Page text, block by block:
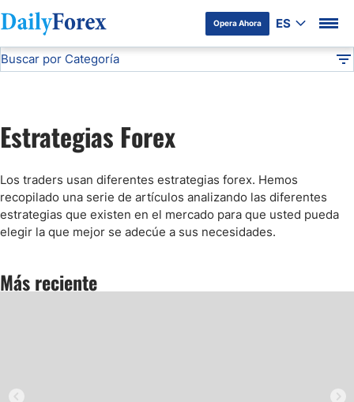
Opera Ahora ES
Divulgación del Anunciante
Buscar por Categoría
Forex Brokers
Guias Forex
Estrategias Forex
Indicadores Forex
Estrategias Forex
Los traders usan diferentes estrategias forex. Hemos
recopilado una serie de artículos analizando las diferentes
estrategias que existen en el mercado para que usted pueda
elegir la que mejor se adecúe a sus necesidades.
Más reciente